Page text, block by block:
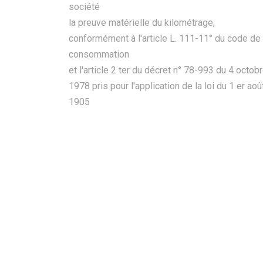
société
la preuve matérielle du kilométrage,
conformément à l'article L. 111-11° du code de
consommation
et l'article 2 ter du décret n° 78-993 du 4
1978 pris pour l'application de la loi du 1 er
1905